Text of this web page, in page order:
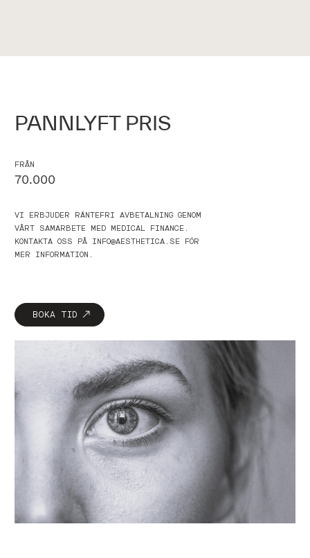
PANNLYFT PRIS
FRÅN
70.000
VI ERBJUDER RÄNTEFRI AVBETALNING GENOM
VÅRT SAMARBETE MED MEDICAL FINANCE.
KONTAKTA OSS PÅ INFO@AESTHETICA.SE FÖR
MER INFORMATION.
BOKA TID